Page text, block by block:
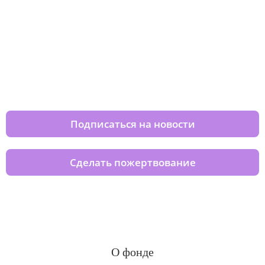
Подписаться на новости
Сделать пожертвование
О фонде